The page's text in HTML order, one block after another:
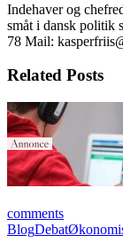
Indehaver og
småt i dansk politik
78 Mail:
Related Posts
comments
BlogDebat